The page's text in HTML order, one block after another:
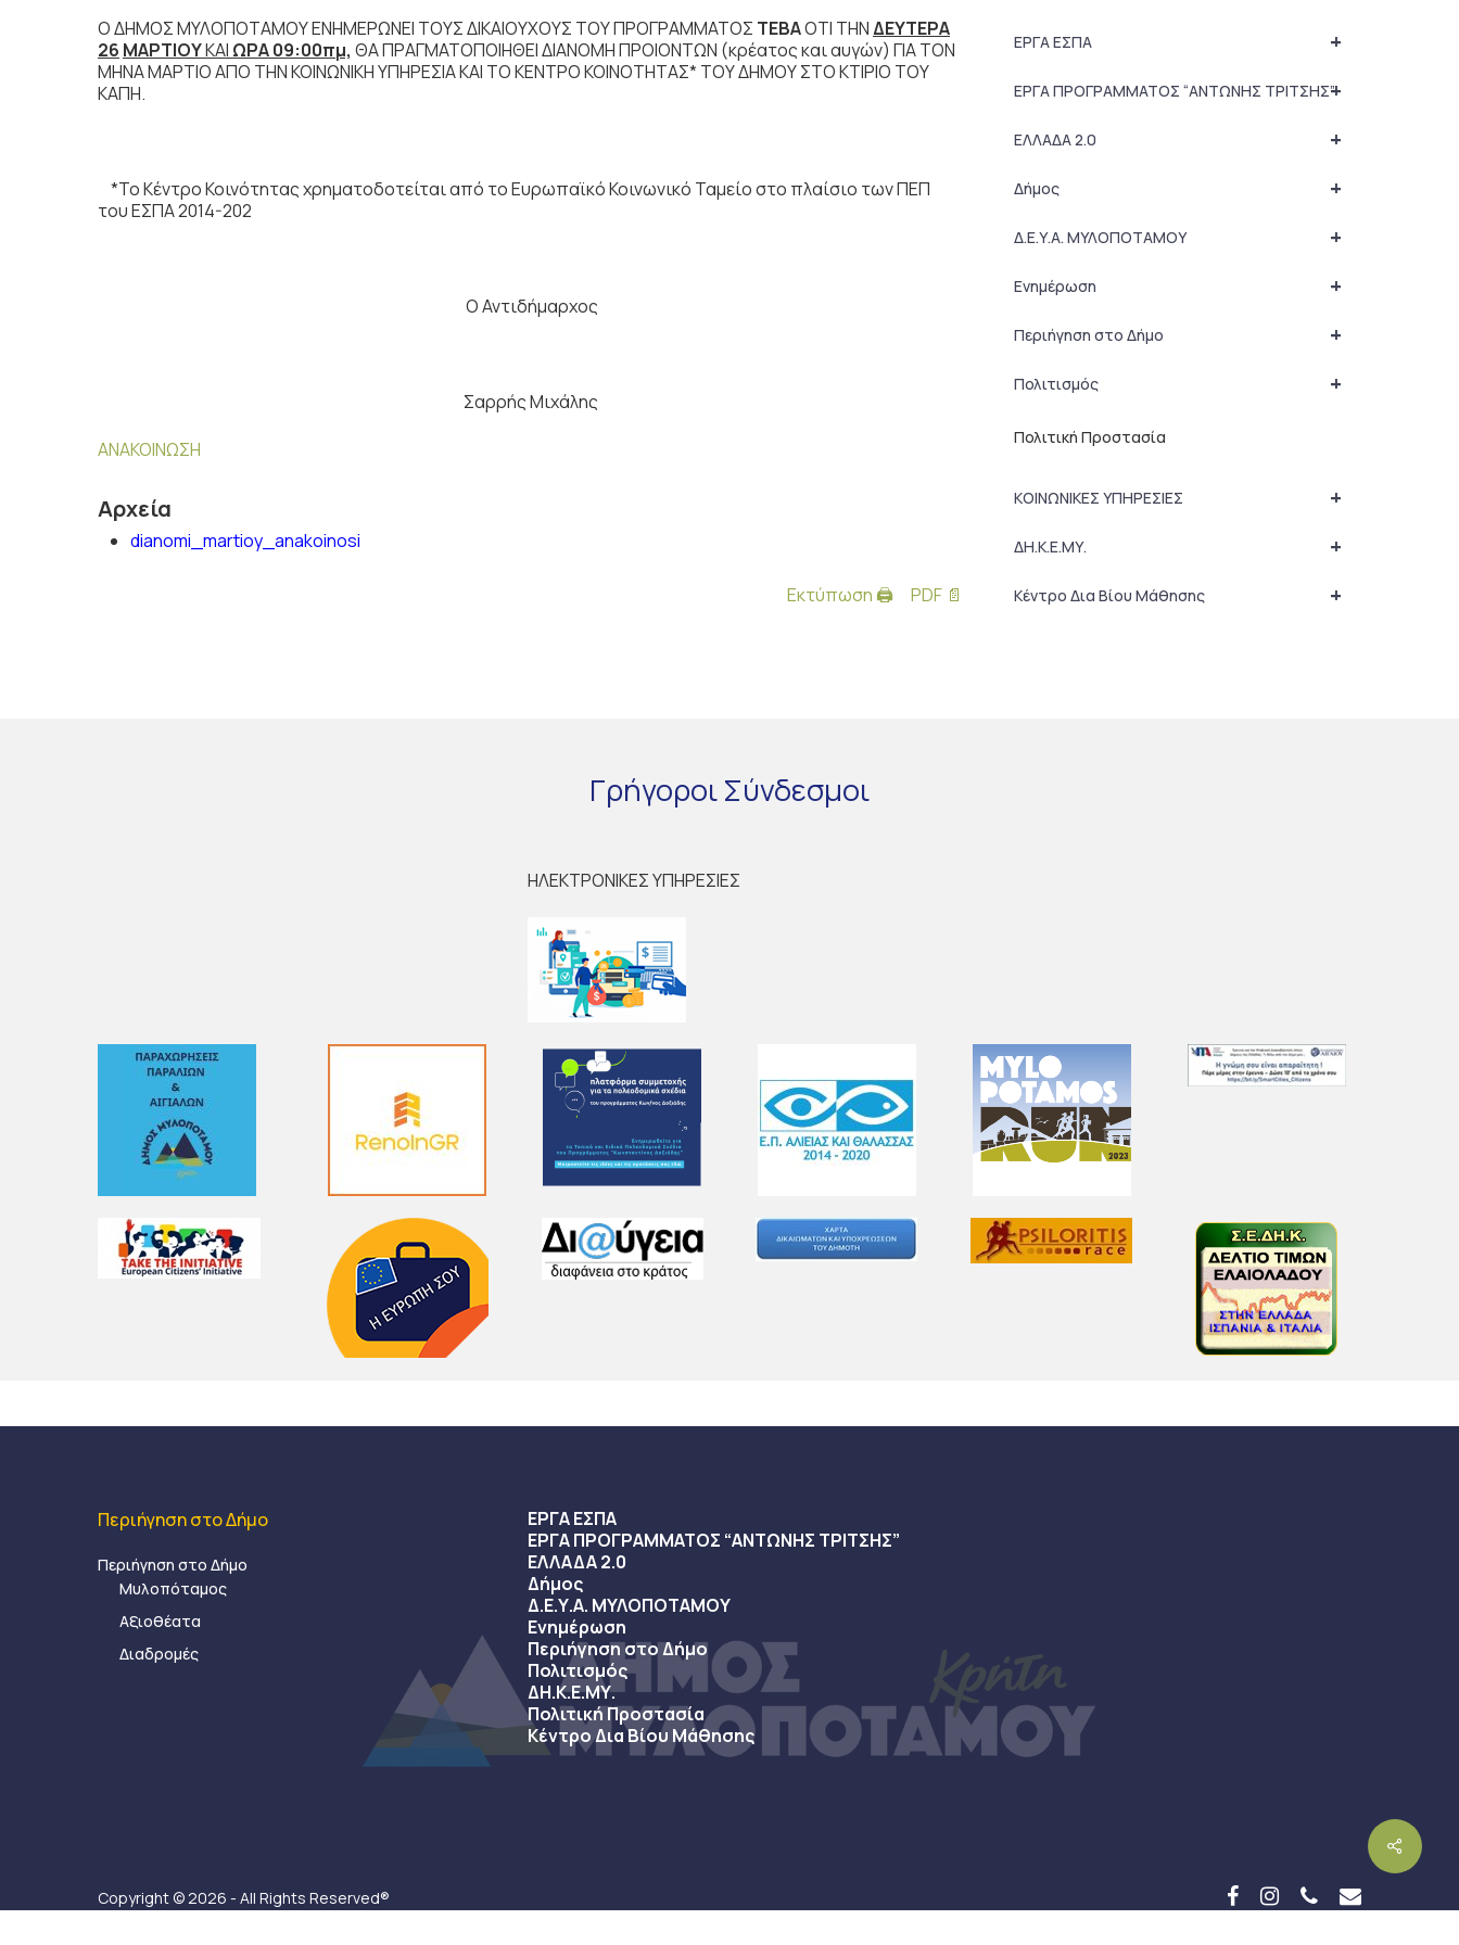
O ΔΗΜΟΣ ΜΥΛΟΠΟΤΑΜΟΥ ΕΝΗΜΕΡΩΝΕΙ ΤΟΥΣ ΔΙΚΑΙΟΥΧΟΥΣ ΤΟΥ ΠΡΟΓΡΑΜΜΑΤΟΣ ΤΕΒΑΟΤΙ ΤΗΝΔΕΥΤΕΡΑ
26 ΜΑΡΤΙΟΥΚΑΙ ΩΡΑ 09:00πμ, ΘΑ ΠΡΑΓΜΑΤΟΠΟΙΗΘΕΙ ΔΙΑΝΟΜΗ ΠΡΟΙΟΝΤΩΝ (κρέατος και αυγών) ΓΙΑ ΤΟΝ
ΜΗΝΑ ΜΑΡΤΙΟ ΑΠΟ ΤΗΝ ΚΟΙΝΩΝΙΚΗ ΥΠΗΡΕΣΙΑ ΚΑΙ ΤΟ ΚΕΝΤΡΟ ΚΟΙΝΟΤΗΤΑΣ* ΤΟΥ ΔΗΜΟΥ ΣΤΟ ΚΤΙΡΙΟ ΤΟΥ
ΚΑΠΗ.
*Το Κέντρο Κοινότητας χρηματοδοτείται από το Ευρωπαϊκό Κοινωνικό Ταμείο στο πλαίσιο των ΠΕΠ
του ΕΣΠΑ 2014-202
O Αντιδήμαρχος
Σαρρής Μιχάλης
ΑΝΑΚΟΙΝΩΣΗ
Αρχεία
dianomi_martioy_anakoinosi
Εκτύπωση 🖨 PDF 📄
+
ΕΡΓΑ ΕΣΠΑ
+
ΕΡΓΑ ΠΡΟΓΡΑΜΜΑΤΟΣ “ΑΝΤΩΝΗΣ ΤΡΙΤΣΗΣ”
+
ΕΛΛΑΔΑ 2.0
+
Δήμος
+
Δ.Ε.Υ.Α. ΜΥΛΟΠΟΤΑΜΟΥ
+
Ενημέρωση
+
Περιήγηση στο Δήμο
+
Πολιτισμός
Πολιτική Προστασία
+
ΚΟΙΝΩΝΙΚΕΣ ΥΠΗΡΕΣΙΕΣ
+
ΔΗ.Κ.Ε.ΜΥ.
+
Κέντρο Δια Βίου Μάθησης
ΓρήγοροιΣύνδεσμοι
ΗΛΕΚΤΡΟΝΙΚΕΣ ΥΠΗΡΕΣΙΕΣ
Περιήγηση στο Δήμο
Περιήγηση στο Δήμο
Μυλοπόταμος
Αξιοθέατα
Διαδρομές
ΕΡΓΑ ΕΣΠΑ
ΕΡΓΑ ΠΡΟΓΡΑΜΜΑΤΟΣ “ΑΝΤΩΝΗΣ ΤΡΙΤΣΗΣ”
ΕΛΛΑΔΑ 2.0
Δήμος
Δ.Ε.Υ.Α. ΜΥΛΟΠΟΤΑΜΟΥ
Ενημέρωση
Περιήγηση στο Δήμο
Πολιτισμός
ΔΗ.Κ.Ε.ΜΥ.
Πολιτική Προστασία
Κέντρο Δια Βίου Μάθησης
Copyright © 2026 - All Rights Reserved®
facebookinstagramphoneemail